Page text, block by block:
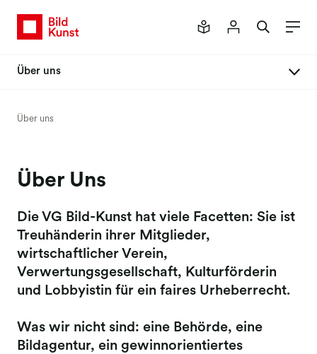
Über uns
Kooperationen Ausland
Kulturförderung
Soziale Unterstützung
NEUSTART KULTUR
Presse
Dokumentencenter
Über uns
Über Uns
Die VG Bild-Kunst hat viele Facetten: Sie ist
Treuhänderin ihrer Mitglieder,
wirtschaftlicher Verein,
Verwertungsgesellschaft, Kulturförderin
und Lobbyistin für ein faires Urheberrecht.
Was wir nicht sind: eine Behörde, eine
Bildagentur, ein gewinnorientiertes